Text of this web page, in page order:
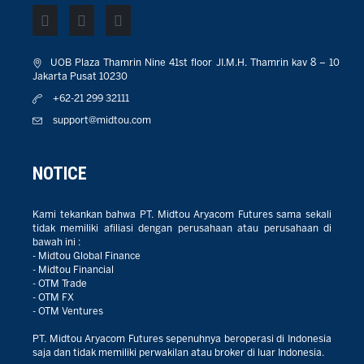
UOB Plaza Thamrin Nine 41st floor JI.M.H. Thamrin kav 8 – 10
Jakarta Pusat 10230
+62-21 299 32111
support@midtou.com
NOTICE
Kami tekankan bahwa PT. Midtou Aryacom Futures sama sekali
tidak memiliki afiliasi dengan perusahaan atau perusahaan di
bawah ini :
- Midtou Global Finance
- Midtou Financial
- OTM Trade
- OTM FX
- OTM Ventures
PT. Midtou Aryacom Futures sepenuhnya beroperasi di Indonesia
saja dan tidak memiliki perwakilan atau broker di luar Indonesia.